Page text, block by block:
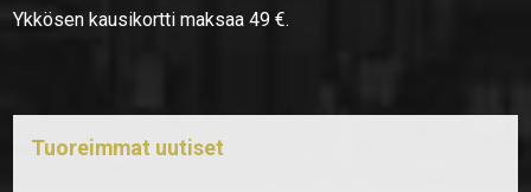
Ykkösen kausikortti maksaa 49 €.
Tuoreimmat uutiset